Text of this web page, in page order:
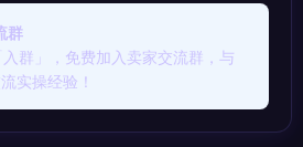
群
群」，免费加入卖家交流群，与
实操经验！